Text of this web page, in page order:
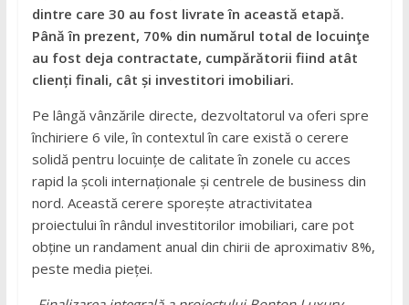
dintre care 30 au fost livrate în această etapă.
Până în prezent, 70% din numărul total de locuinţe
au fost deja contractate, cumpărătorii fiind atât
clienți finali, cât și investitori imobiliari.
Pe lângă vânzările directe, dezvoltatorul va oferi spre
închiriere 6 vile, în contextul în care există o cerere
solidă pentru locuințe de calitate în zonele cu acces
rapid la școli internaționale și centrele de business din
nord. Această cerere sporește atractivitatea
proiectului în rândul investitorilor imobiliari, care pot
obține un randament anual din chirii de aproximativ 8%,
peste media pieței.